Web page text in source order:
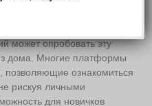
своей динамичности и
может опробовать эту
дома. Многие платформы
позволяющие ознакомиться
рискуя личными
для новичков